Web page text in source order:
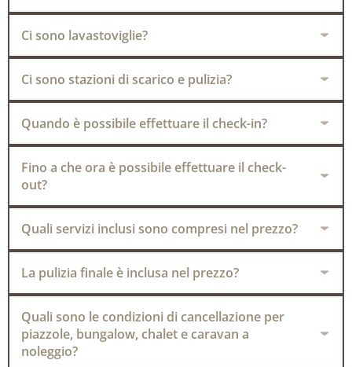
Ci sono lavastoviglie?
Ci sono stazioni di scarico e pulizia?
Quando è possibile effettuare il check-in?
Fino a che ora è possibile effettuare il check-
out?
Quali servizi inclusi sono compresi nel prezzo?
La pulizia finale è inclusa nel prezzo?
Quali sono le condizioni di cancellazione per
piazzole, bungalow, chalet e caravan a
noleggio?